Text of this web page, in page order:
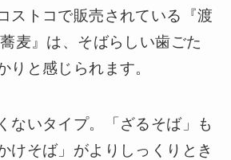
トコで販売されている『渡
麦』は、そばらしい歯ごた
りと感じられます。
ないタイプ。「ざるそば」も
けそば」がよりしっくりとき